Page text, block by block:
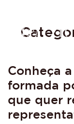
Conheça
formada
que quer